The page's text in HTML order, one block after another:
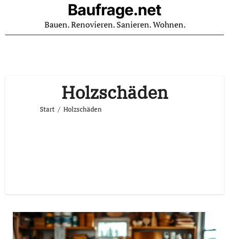
Baufrage.net
Bauen. Renovieren. Sanieren. Wohnen.
Holzschäden
Start Holzschäden